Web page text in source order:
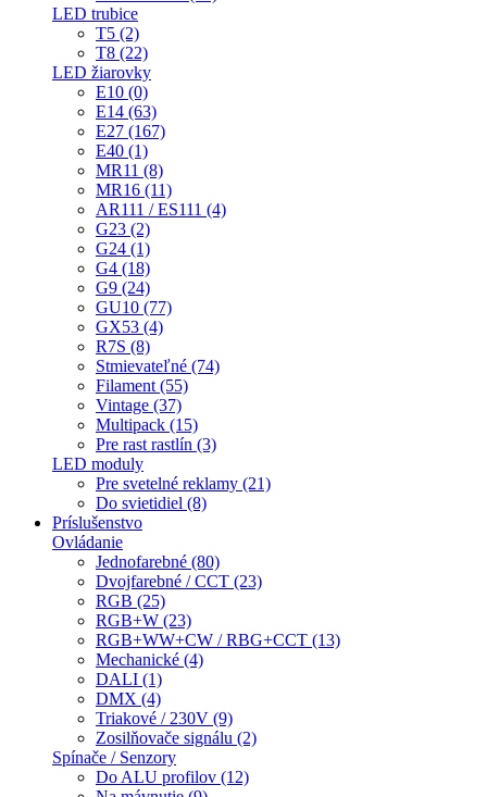
LED trubice
T5 (2)
T8 (22)
LED žiarovky
E10 (0)
E14 (63)
E27 (167)
E40 (1)
MR11 (8)
MR16 (11)
AR111 / ES111 (4)
G23 (2)
G24 (1)
G4 (18)
G9 (24)
GU10 (77)
GX53 (4)
R7S (8)
Stmievateľné (74)
Filament (55)
Vintage (37)
Multipack (15)
Pre rast rastlín (3)
LED moduly
Pre svetelné reklamy (21)
Do svietidiel (8)
Príslušenstvo
Ovládanie
Jednofarebné (80)
Dvojfarebné / CCT (23)
RGB (25)
RGB+W (23)
RGB+WW+CW / RBG+CCT (13)
Mechanické (4)
DALI (1)
DMX (4)
Triakové / 230V (9)
Zosilňovače signálu (2)
Spínače / Senzory
Do ALU profilov (12)